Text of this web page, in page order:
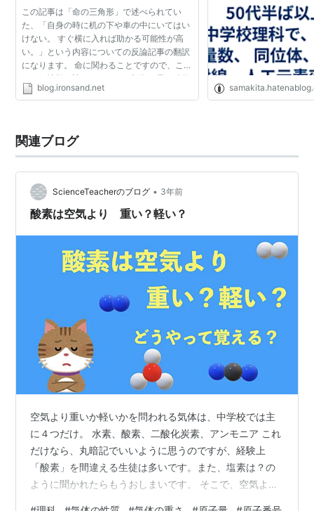
この記事は「命の三角形」で述べられてい
た、「自身の時に机の下や車の中にいてはい
けない。 すぐ横に入れば助かる可能性が高
い。」という内容についての反論記事の翻訳
になります。 命に関わることですので、この
ような情報は誰がどのような根拠を元に発信
しているか確認して下さい。 記事原文は元記
blog.ironsand.net
検’s blog
関連ブログ
ScienceTeacherのブログ • 3年前
酸素は空気より 重い？軽い？
空気より重いか軽いかを問われる気体は、中学校では主
に４つだけ。 水素、酸素、二酸化炭素、アンモニア これ
だけなら、丸暗記でいいように思うのですが、経験上
「酸素」を間違える生徒は多いです。また、塩素は？の
ように聞かれたらもうおしまいです。 そこで、空気より